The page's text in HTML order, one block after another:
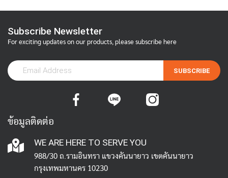
Subscribe Newsletter
For exciting updates on our products, please subscribe here
SUBSCRIBE
ข้อมูลติดต่อ
WE ARE HERE TO SERVE YOU
988/30 ถ.รามอินทรา แขวงคันนายาว เขตคันนายาว
กรุงเทพมหานคร 10230